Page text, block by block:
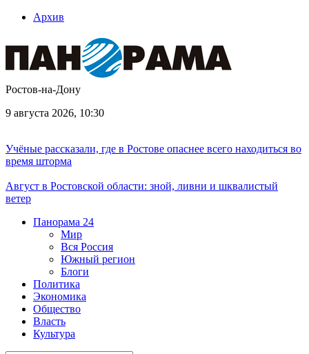
Архив
Ростов-на-Дону
9 августа 2026, 10:30
Учёные рассказали, где в Ростове опаснее всего находиться во
время шторма
Август в Ростовской области: зной, ливни и шквалистый
ветер
Панорама 24
Мир
Вся Россия
Южный регион
Блоги
Политика
Экономика
Общество
Власть
Культура